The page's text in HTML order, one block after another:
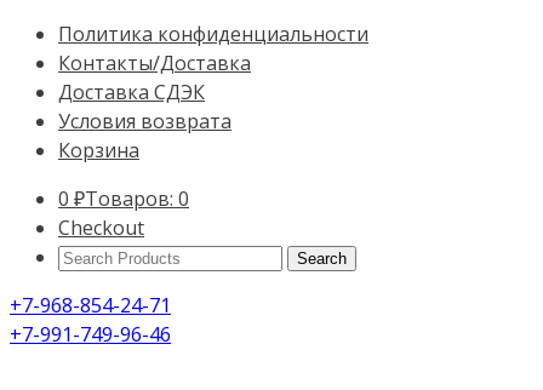
Политика конфиденциальности
Контакты/Доставка
Доставка СДЭК
Условия возврата
Корзина
0 ₽Товаров: 0
Checkout
Search
+7-968-854-24-71
+7-991-749-96-46